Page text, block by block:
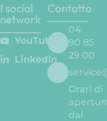
I social
network
YouTube
LinkedIn
Contatto
04
90 85
29 00
Orari di
dal